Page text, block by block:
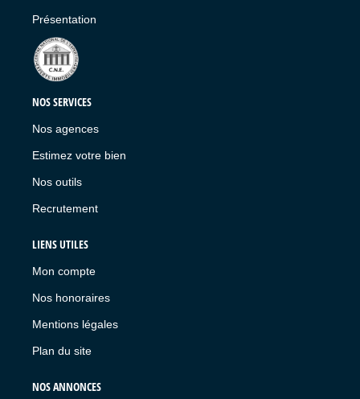
Présentation
NOS SERVICES
Nos agences
Estimez votre bien
Nos outils
Recrutement
LIENS UTILES
Mon compte
Nos honoraires
Mentions légales
Plan du site
NOS ANNONCES